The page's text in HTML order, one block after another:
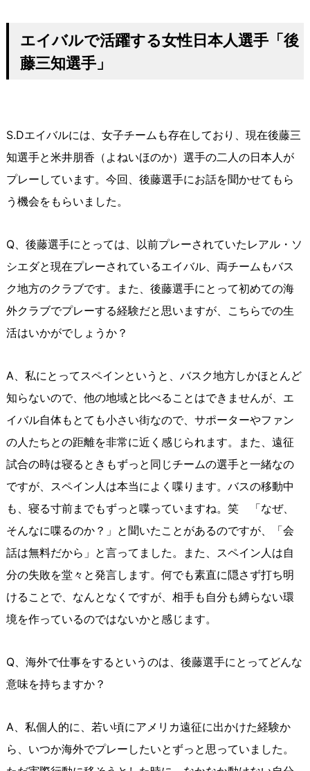
エイバルで活躍する女性日本人選手「後
藤三知選手」
S.Dエイバルには、女子チームも存在しており、現在後藤三
知選手と米井朋香（よねいほのか）選手の二人の日本人が
プレーしています。今回、後藤選手にお話を聞かせてもら
う機会をもらいました。
Q、後藤選手にとっては、以前プレーされていたレアル・ソ
シエダと現在プレーされているエイバル、両チームもバス
ク地方のクラブです。また、後藤選手にとって初めての海
外クラブでプレーする経験だと思いますが、こちらでの生
活はいかがでしょうか？
A、私にとってスペインというと、バスク地方しかほとんど
知らないので、他の地域と比べることはできませんが、エ
イバル自体もとても小さい街なので、サポーターやファン
の人たちとの距離を非常に近く感じられます。また、遠征
試合の時は寝るときもずっと同じチームの選手と一緒なの
ですが、スペイン人は本当によく喋ります。バスの移動中
も、寝る寸前までもずっと喋っていますね。笑 「なぜ、
そんなに喋るのか？」と聞いたことがあるのですが、「会
話は無料だから」と言ってました。また、スペイン人は自
分の失敗を堂々と発言します。何でも素直に隠さず打ち明
けることで、なんとなくですが、相手も自分も縛らない環
境を作っているのではないかと感じます。
Q、海外で仕事をするというのは、後藤選手にとってどんな
意味を持ちますか？
A、私個人的に、若い頃にアメリカ遠征に出かけた経験か
ら、いつか海外でプレーしたいとずっと思っていました。